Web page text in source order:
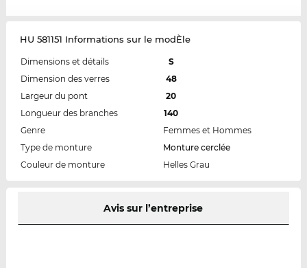
HU 581151 Informations sur le modÈle
Dimensions et détails
S
Dimension des verres
48
Largeur du pont
20
Longueur des branches
140
Genre
Femmes et Hommes
Type de monture
Monture cerclée
Couleur de monture
Helles Grau
Avis sur l’entreprise